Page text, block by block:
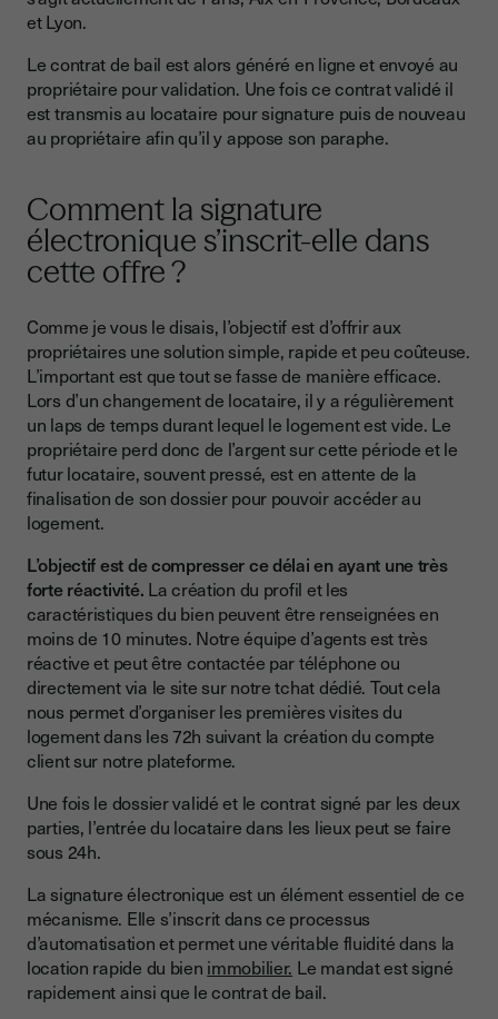
et Lyon.
Le contrat de bail est alors généré en ligne et envoyé au
propriétaire pour validation. Une fois ce contrat validé il
est transmis au locataire pour signature puis de nouveau
au propriétaire afin qu’il y appose son paraphe.
Comment la signature
électronique s’inscrit-elle dans
cette offre ?
Comme je vous le disais, l’objectif est d’offrir aux
propriétaires une solution simple, rapide et peu coûteuse.
L’important est que tout se fasse de manière efficace.
Lors d’un changement de locataire, il y a régulièrement
un laps de temps durant lequel le logement est vide. Le
propriétaire perd donc de l’argent sur cette période et le
futur locataire, souvent pressé, est en attente de la
finalisation de son dossier pour pouvoir accéder au
logement.
L’objectif est de compresser ce délai en ayant une très
forte réactivité. La création du profil et les
caractéristiques du bien peuvent être renseignées en
moins de 10 minutes. Notre équipe d’agents est très
réactive et peut être contactée par téléphone ou
directement via le site sur notre tchat dédié. Tout cela
nous permet d’organiser les premières visites du
logement dans les 72h suivant la création du compte
client sur notre plateforme.
Une fois le dossier validé et le contrat signé par les deux
parties, l’entrée du locataire dans les lieux peut se faire
sous 24h.
La signature électronique est un élément essentiel de ce
mécanisme. Elle s’inscrit dans ce processus
d’automatisation et permet une véritable fluidité dans la
location rapide du bien immobilier. Le mandat est signé
rapidement ainsi que le contrat de bail.